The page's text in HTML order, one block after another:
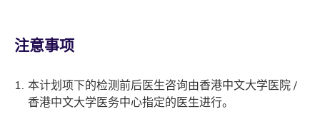
注意事项
本计划项下的检测前后医生咨询由香港中文大学医院 /
香港中文大学医务中心指定的医生进行。